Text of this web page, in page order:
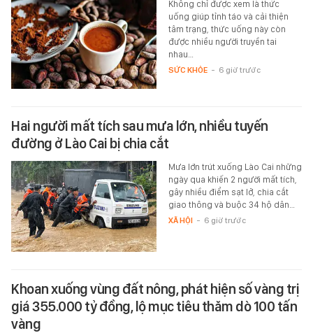
Không chỉ được xem là thức
uống giúp tỉnh táo và cải thiện
tâm trạng, thức uống này còn
được nhiều người truyền tai
nhau…
SỨC KHỎE - 6 giờ trước
Hai người mất tích sau mưa lớn, nhiều tuyến
đường ở Lào Cai bị chia cắt
Mưa lớn trút xuống Lào Cai những
ngày qua khiến 2 người mất tích,
gây nhiều điểm sạt lở, chia cắt
giao thông và buộc 34 hộ dân…
XÃ HỘI - 6 giờ trước
Khoan xuống vùng đất nông, phát hiện số vàng trị
giá 355.000 tỷ đồng, lộ mục tiêu thăm dò 100 tấn
vàng